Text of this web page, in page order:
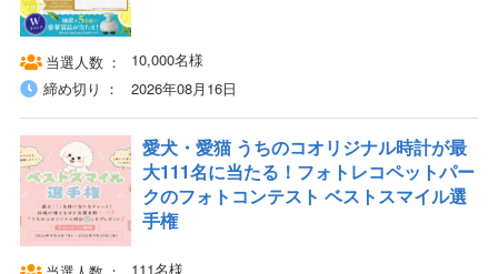
当選人数
10,000名様
締め切り
2026年08月16日
愛犬・愛猫 うちのコオリジナル時計が最
大111名に当たる！フォトレコペットパー
クのフォトコンテスト ベストスマイル選
手権
111名様